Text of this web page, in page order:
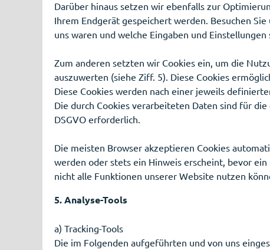
Darüber hinaus setzen wir ebenfalls zur
Ihrem Endgerät gespeichert werden. Besuchen
uns waren und welche Eingaben und
Zum anderen setzten wir Cookies ein, um die
auszuwerten (siehe Ziff. 5). Diese Cookies
Diese Cookies werden nach einer jeweils
Die durch Cookies verarbeiteten Daten sind für
DSGVO erforderlich.
Die meisten Browser akzeptieren Cookies
werden oder stets ein Hinweis erscheint, bevor
nicht alle Funktionen unserer Website nutzen
5. Analyse-Tools
a) Tracking-Tools
Die im Folgenden aufgeführten und von uns